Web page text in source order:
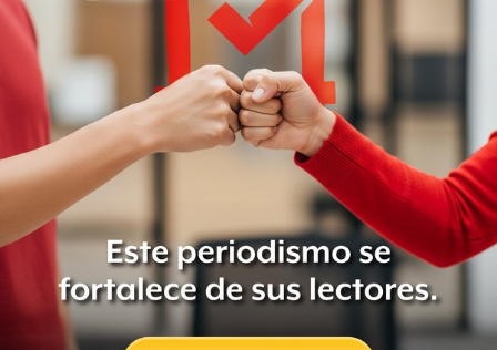
Sancionado por vínculo con Venezuela
Bancorp fue creado en 2015 como una subsidiaria de Alba
de Nicaragua S.A. (Albanisa), una empresa que conjuga las
operaciones de la venezolana PDVSA y la estatal Petróleos
de Nicaragua.
Por ello, el banco nicaragüense se vio afectado por las
sanciones anunciadas en enero por Washington a PDVSA
solo cinco días después de que el líder opositor Juan
Guaidó se juramentara como "presidente encargado" del
país, lo que fue calificado por Maduro como intento de
golpe de Estado.